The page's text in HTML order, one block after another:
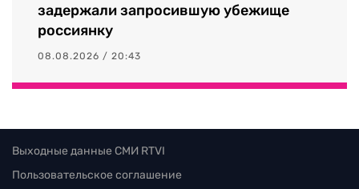
задержали запросившую убежище
россиянку
08.08.2026 / 20:43
Выходные данные СМИ RTVI
Пользовательское соглашение